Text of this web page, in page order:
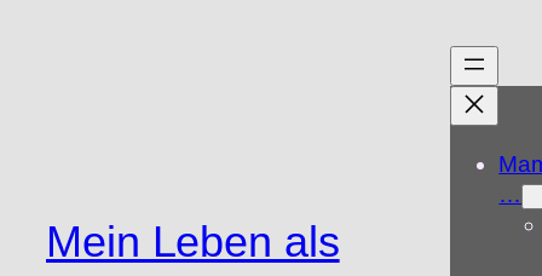
Mein Leben als
…